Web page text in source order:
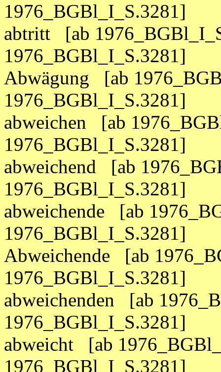
1976_BGBl_I_S.3281]
abtritt [ab
1976_BGBl_I_S.3281]
Abwägung [ab
1976_BGBl_I_S.3281]
abweichen [ab
1976_BGBl_I_S.3281]
abweichend [ab
1976_BGBl_I_S.3281]
abweichende [ab
1976_BGBl_I_S.3281]
Abweichende [ab
1976_BGBl_I_S.3281]
abweichenden [ab
1976_BGBl_I_S.3281]
abweicht [ab
1976_BGBl_I_S.3281]